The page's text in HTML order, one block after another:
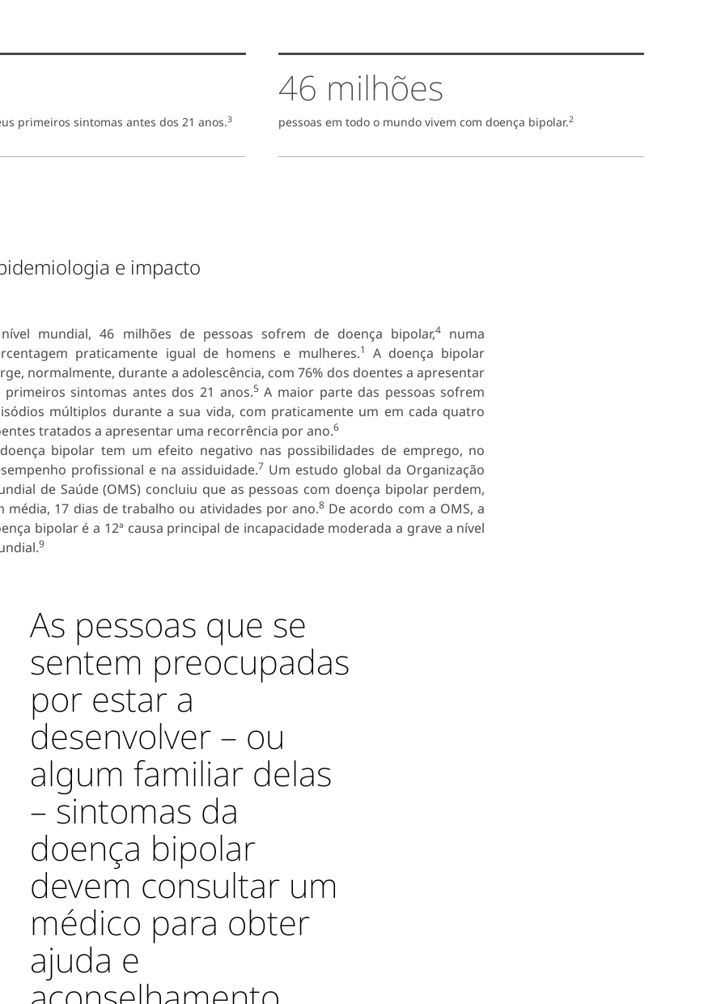
primeiros sintomas antes dos 21 anos.3
46 milhões
pessoas em todo o mundo vivem com doença bipolar.2
e impacto
mundial, 46 milhões de pessoas sofrem de doença bipolar,4
numa
praticamente igual de homens e mulheres.1
A doença bipolar
normalmente, durante a adolescência, com 76% dos doentes a apresentar
primeiros sintomas antes dos 21 anos.5A maior parte das pessoas sofrem
múltiplos durante a sua vida, com praticamente um em cada quatro
tratados a apresentar uma recorrência por ano.6
bipolar tem um efeito negativo nas possibilidades de emprego, no
profissional e na assiduidade.7 Um estudo global da Organização
de Saúde (OMS) concluiu que as pessoas com doença bipolar perdem,
média, 17 dias de trabalho ou atividades por ano.8 De acordo com a OMS, a
bipolar é a 12ª causa principal de incapacidade moderada a grave a nível
9
As pessoas que se
sentem preocupadas
por estar a
desenvolver – ou
algum familiar delas
– sintomas da
doença bipolar
devem consultar um
médico para obter
ajuda e